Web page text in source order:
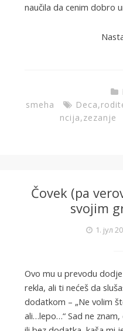
naučila da cenim dobro
smeha
Deca,
ncija,zezanje
Čovek (pa
svojim
1. јул
Ovo mu u prevodu
rekla, ali ti nećeš da
dodatkom – „Ne volim
ali…lepo…“ Sad ne